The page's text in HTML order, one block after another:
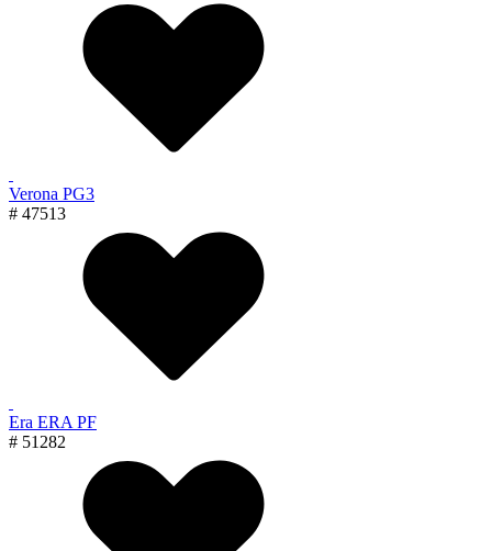
Verona PG3
# 47513
Era ERA PF
# 51282